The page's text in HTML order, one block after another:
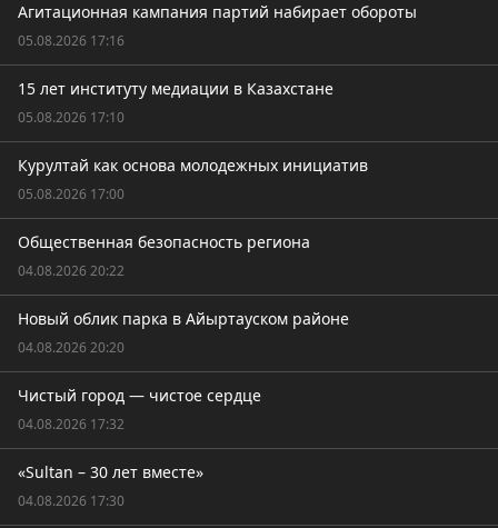
Агитационная кампания партий набирает обороты
05.08.2026 17:16
15 лет институту медиации в Казахстане
05.08.2026 17:10
Курултай как основа молодежных инициатив
05.08.2026 17:00
Общественная безопасность региона
04.08.2026 20:22
Новый облик парка в Айыртауском районе
04.08.2026 20:20
Чистый город — чистое сердце
04.08.2026 17:32
«Sultan – 30 лет вместе»
04.08.2026 17:30